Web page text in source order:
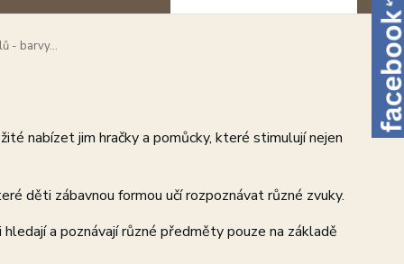
- barvy...
nabízet jim hračky a pomůcky, které stimulují nejen
děti zábavnou formou učí rozpoznávat různé zvuky.
a poznávají různé předměty pouze na základě